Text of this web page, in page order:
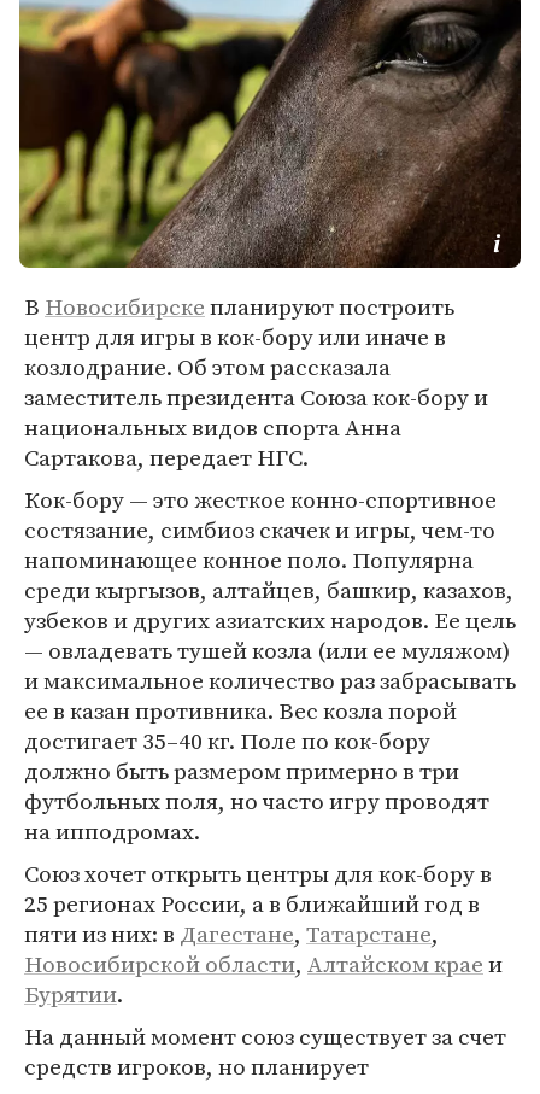
В Новосибирскепланируют построить
центр для игры в кок-бору или иначе в
козлодрание. Об этом рассказала
заместитель президента Союза кок-бору и
национальных видов спорта Анна
Сартакова, передает НГС.
Кок-бору — это жесткое конно-спортивное
состязание, симбиоз скачек и игры, чем-то
напоминающее конное поло. Популярна
среди кыргызов, алтайцев, башкир, казахов,
узбеков и других азиатских народов. Ее цель
— овладевать тушей козла (или ее муляжом)
и максимальное количество раз забрасывать
ее в казан противника. Вес козла порой
достигает 35–40 кг. Поле по кок-бору
должно быть размером примерно в три
футбольных поля, но часто игру проводят
на ипподромах.
Союз хочет открыть центры для кок-бору в
25 регионах России, а в ближайший год в
пяти из них: в Дагестане, Татарстане,
Новосибирской области, Алтайском краеи
Бурятии.
На данный момент союз существует за счет
средств игроков, но планирует